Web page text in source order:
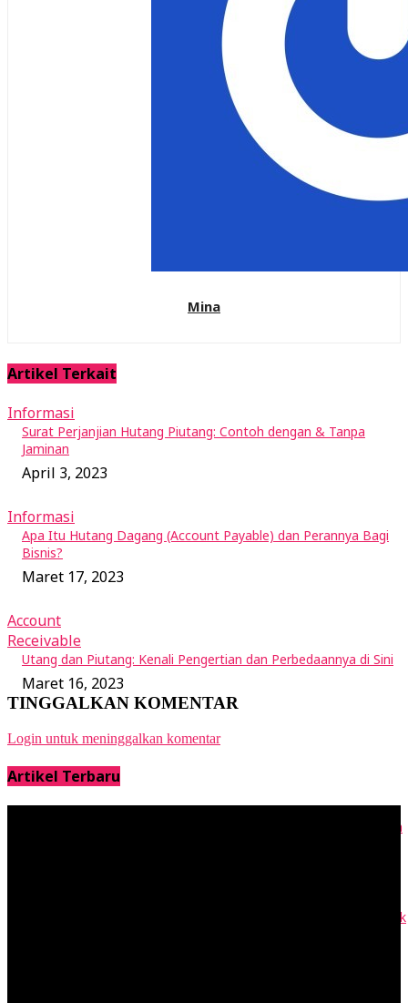
Mina
Artikel Terkait
Informasi
Surat Perjanjian Hutang Piutang: Contoh dengan & Tanpa
Jaminan
April 3, 2023
Informasi
Apa Itu Hutang Dagang (Account Payable) dan Perannya Bagi
Bisnis?
Maret 17, 2023
Account
Receivable
Utang dan Piutang: Kenali Pengertian dan Perbedaannya di Sini
Maret 16, 2023
TINGGALKAN KOMENTAR
Login untuk meninggalkan komentar
Artikel Terbaru
RAB adalah Rencana Anggaran Biaya: Cara Buat dan Contohnya
Vendor adalah Penyedia Barang Jasa: Contohnya di Rantai Pasok